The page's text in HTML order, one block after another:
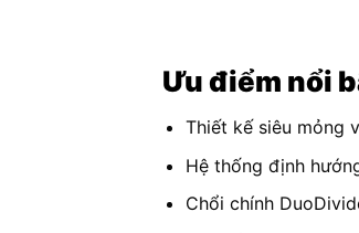
Ưu điểm nổi
Thiết kế siêu mỏng
Hệ thống định
Chổi chính